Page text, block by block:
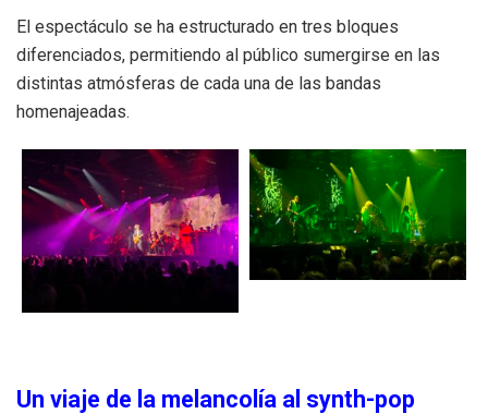
El espectáculo se ha estructurado en tres bloques
diferenciados, permitiendo al público sumergirse en las
distintas atmósferas de cada una de las bandas
homenajeadas.
Un viaje de la melancolía al synth-pop